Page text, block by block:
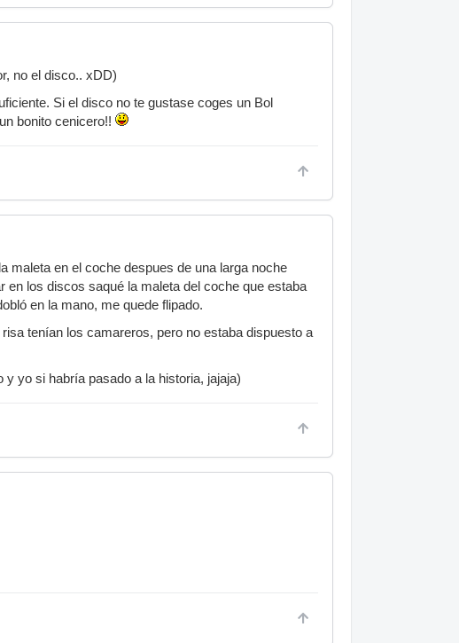
no el disco.. xDD)
Si el disco no te gustase coges un Bol
bonito cenicero!!
maleta en el coche despues de una larga noche
en los discos saqué la maleta del coche que estaba
en la mano, me quede flipado.
tenían los camareros, pero no estaba dispuesto a
yo si habría pasado a la historia, jajaja)